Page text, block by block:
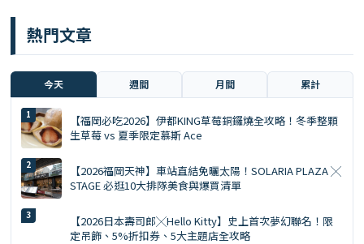
熱門文章
今天 週間 月間 累計
【福岡必吃2026】伊都KING草莓銅鑼燒全攻略！冬季整顆
生草莓 vs 夏季限定慕斯 Ace
【2026福岡天神】車站直結免曬太陽！SOLARIA PLAZA ╳
STAGE 必逛10大排隊美食與爆買清單
【2026日本壽司郎╳Hello Kitty】史上首次夢幻聯名！限
定吊飾、5%折扣券、5大主題店全攻略